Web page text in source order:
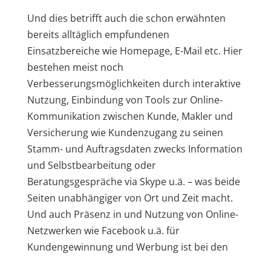
Und dies betrifft auch die schon erwähnten
bereits alltäglich empfundenen
Einsatzbereiche wie Homepage, E-Mail etc. Hier
bestehen meist noch
Verbesserungsmöglichkeiten durch interaktive
Nutzung, Einbindung von Tools zur Online-
Kommunikation zwischen Kunde, Makler und
Versicherung wie Kundenzugang zu seinen
Stamm- und Auftragsdaten zwecks Information
und Selbstbearbeitung oder
Beratungsgespräche via Skype u.ä. – was beide
Seiten unabhängiger von Ort und Zeit macht.
Und auch Präsenz in und Nutzung von Online-
Netzwerken wie Facebook u.ä. für
Kundengewinnung und Werbung ist bei den